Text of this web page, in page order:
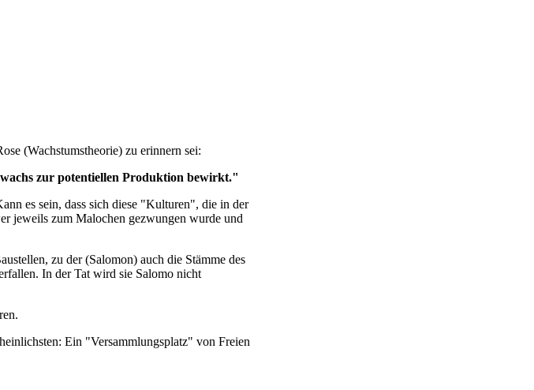
(Wachstumstheorie) zu erinnern sei:
zur potentiellen Produktion bewirkt."
es sein, dass sich diese "Kulturen", die in der
jeweils zum Malochen gezwungen wurde und
zu der (Salomon) auch die Stämme des
In der Tat wird sie Salomo nicht
Ein "Versammlungsplatz" von Freien